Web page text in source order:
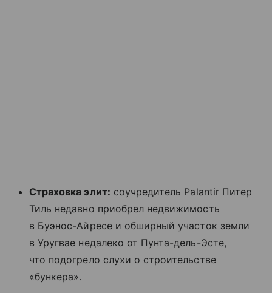
Страховка элит: соучредитель Palantir Питер
Тиль недавно приобрел недвижимость
в Буэнос-Айресе и обширный участок земли
в Уругвае недалеко от Пунта-дель-Эсте,
что подогрело слухи о строительстве
«бункера».